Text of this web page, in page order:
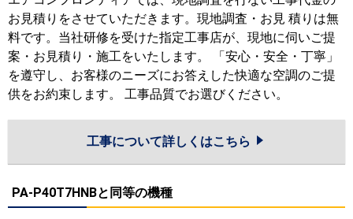
お見積りをさせていただきます。現地調査・お見 積りは無
料です。当社研修を受けた指定工事店が、現地に伺いご提
案・お見積り・施工をいたします。 「安心・安全・丁寧」
を遵守し、お客様のニーズにお答えした快適な空調のご提
供をお約束します。 工事品質でお選びください。
工事について詳しくはこちら
PA-P40T7HNBと同等の機種